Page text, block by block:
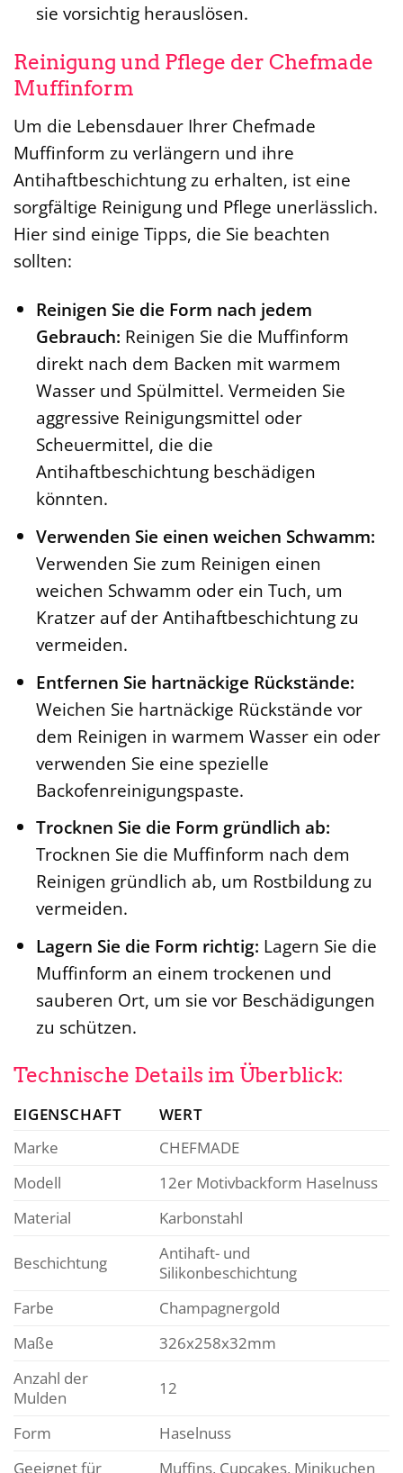
sie vorsichtig herauslösen.
Reinigung und Pflege der Chefmade
Muffinform
Um die Lebensdauer Ihrer Chefmade
Muffinform zu verlängern und ihre
Antihaftbeschichtung zu erhalten, ist eine
sorgfältige Reinigung und Pflege unerlässlich.
Hier sind einige Tipps, die Sie beachten
sollten:
Reinigen Sie die Form nach jedem
Gebrauch: Reinigen Sie die Muffinform
direkt nach dem Backen mit warmem
Wasser und Spülmittel. Vermeiden Sie
aggressive Reinigungsmittel oder
Scheuermittel, die die
Antihaftbeschichtung beschädigen
könnten.
Verwenden Sie einen weichen Schwamm:
Verwenden Sie zum Reinigen einen
weichen Schwamm oder ein Tuch, um
Kratzer auf der Antihaftbeschichtung zu
vermeiden.
Entfernen Sie hartnäckige Rückstände:
Weichen Sie hartnäckige Rückstände vor
dem Reinigen in warmem Wasser ein oder
verwenden Sie eine spezielle
Backofenreinigungspaste.
Trocknen Sie die Form gründlich ab:
Trocknen Sie die Muffinform nach dem
Reinigen gründlich ab, um Rostbildung zu
vermeiden.
Lagern Sie die Form richtig: Lagern Sie die
Muffinform an einem trockenen und
sauberen Ort, um sie vor Beschädigungen
zu schützen.
Technische Details im Überblick:
EIGENSCHAFT
WERT
Marke
CHEFMADE
Modell
12er Motivbackform Haselnuss
Material
Karbonstahl
Beschichtung
Antihaft- und
Silikonbeschichtung
Farbe
Champagnergold
Maße
326x258x32mm
Anzahl der
Mulden
12
Form
Haselnuss
Geeignet für
Muffins, Cupcakes, Minikuchen